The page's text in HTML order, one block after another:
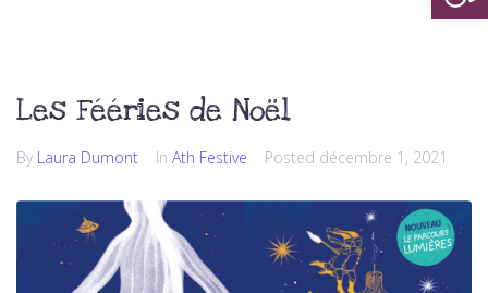
Les Fééries de Noël
By Laura Dumont In Ath Festive Posted décembre 1, 2021